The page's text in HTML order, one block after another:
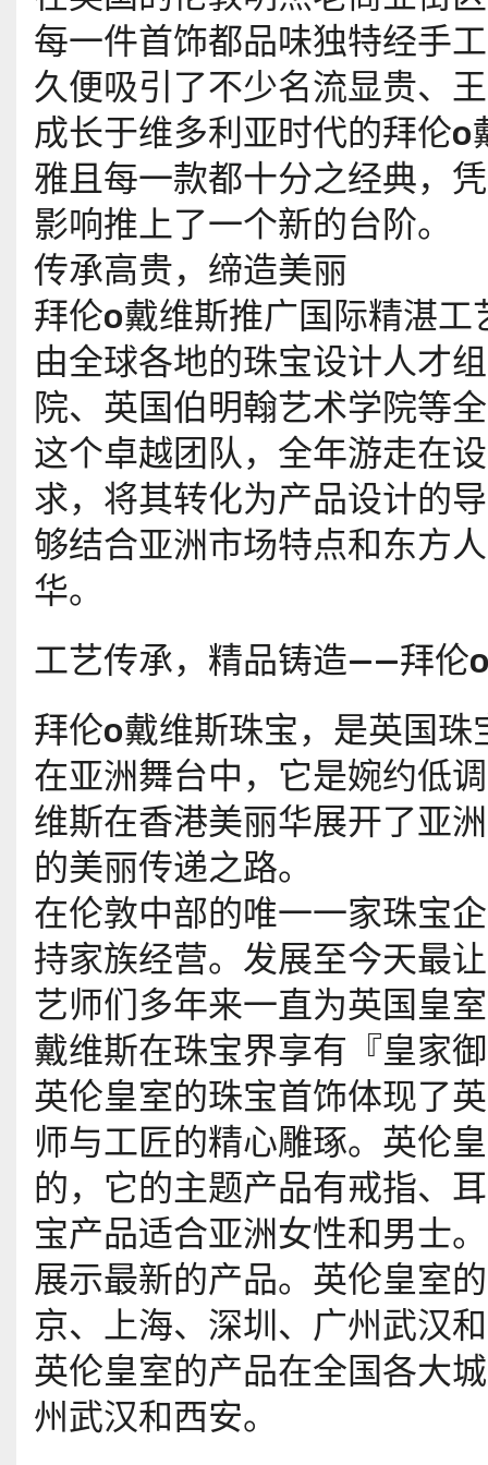
每一件首饰都品味独特经手
久便吸引了不少名流显贵、
成长于维多利亚时代的拜伦
雅且每一款都十分之经典，
影响推上了一个新的台阶。
传承高贵，缔造美丽
拜伦o戴维斯推广国际精湛
由全球各地的珠宝设计人才
院、英国伯明翰艺术学院等
这个卓越团队，全年游走在
求，将其转化为产品设计的
够结合亚洲市场特点和东方
华。
工艺传承，精品铸造——拜伦
拜伦o戴维斯珠宝，是英国
在亚洲舞台中，它是婉约低
维斯在香港美丽华展开了亚
的美丽传递之路。
在伦敦中部的唯一一家珠宝
持家族经营。发展至今天最
艺师们多年来一直为英国皇
戴维斯在珠宝界享有『皇家
英伦皇室的珠宝首饰体现了
师与工匠的精心雕琢。英伦
的，它的主题产品有戒指、
宝产品适合亚洲女性和男士
展示最新的产品。英伦皇室
京、上海、深圳、广州武汉
英伦皇室的产品在全国各大
州武汉和西安。